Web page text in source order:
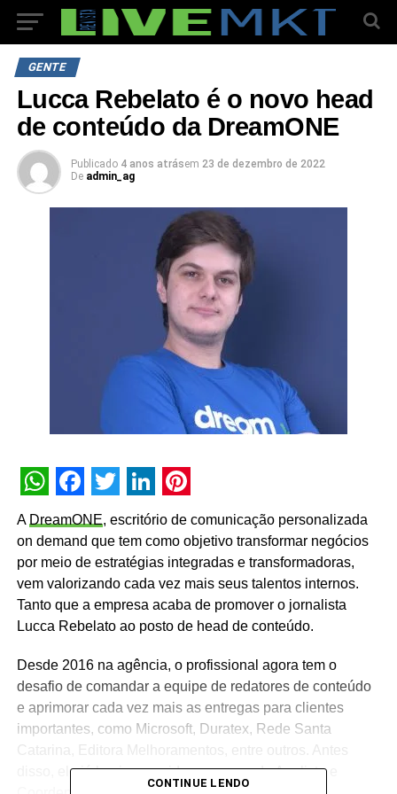
GENTE
Lucca Rebelato é o novo head
de conteúdo da DreamONE
Publicado 4 anos atrásem 23 de dezembro de 2022
De admin_ag
WhatsApp
Facebook
Twitter
LinkedIn
Pinterest
A DreamONE, escritório de comunicação personalizada
on demand que tem como objetivo transformar negócios
por meio de estratégias integradas e transformadoras,
vem valorizando cada vez mais seus talentos internos.
Tanto que a empresa acaba de promover o jornalista
Lucca Rebelato ao posto de head de conteúdo.
Desde 2016 na agência, o profissional agora tem o
desafio de comandar a equipe de redatores de conteúdo
e aprimorar cada vez mais as entregas para clientes
importantes, como Microsoft, Duratex, Rede Santa
Catarina, Editora Melhoramentos, entre outros. Antes
disso, ele já havia exercido os cargos de Analista e
CONTINUE LENDO